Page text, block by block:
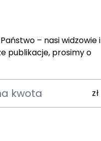
– nasi widzowie i
publikacje, prosimy o